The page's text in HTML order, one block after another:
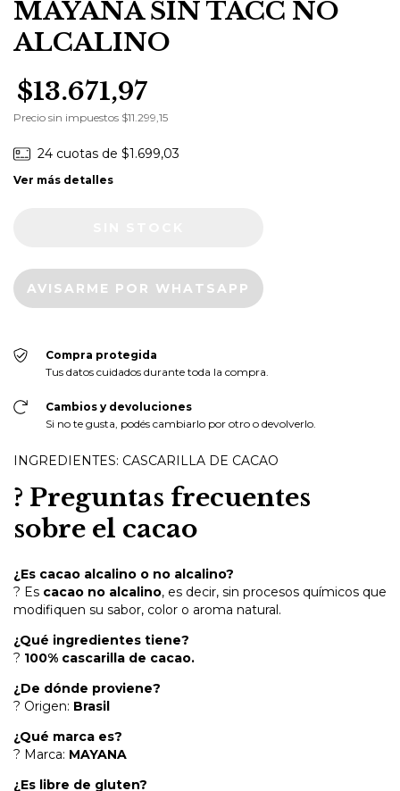
MAYANA SIN TACC NO
ALCALINO
$13.671,97
Precio sin impuestos $11.299,15
24 cuotas de $1.699,03
Ver más detalles
AVISARME POR WHATSAPP
Compra protegida
Tus datos cuidados durante toda la compra.
Cambios y devoluciones
Si no te gusta, podés cambiarlo por otro o devolverlo.
INGREDIENTES: CASCARILLA DE CACAO
? Preguntas frecuentes
sobre el cacao
¿Es cacao alcalino o no alcalino?
? Es cacao no alcalino, es decir, sin procesos químicos que
modifiquen su sabor, color o aroma natural.
¿Qué ingredientes tiene?
? 100% cascarilla de cacao.
¿De dónde proviene?
? Origen: Brasil
¿Qué marca es?
? Marca: MAYANA
¿Es libre de gluten?